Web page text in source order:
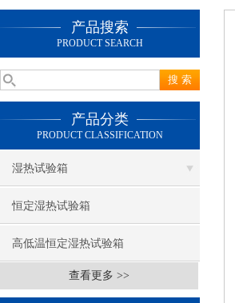
产品搜索
PRODUCT SEARCH
产品分类
PRODUCT CLASSIFICATION
湿热试验箱
恒定湿热试验箱
高低温恒定湿热试验箱
查看更多 >>